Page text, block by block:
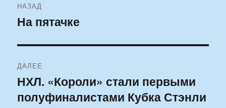
по
НАЗАД
Предыдущая
На пятачке
ДАЛЕЕ
Следующая
запись:
НХЛ. «Короли» стали первыми
полуфиналистами Кубка Стэнли